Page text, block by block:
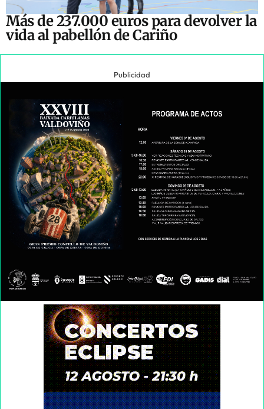
Más de 237.000 euros para devolver la
vida al pabellón de Cariño
Publicidad